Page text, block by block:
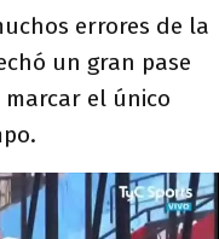
errores de la
un gran pase
marcar el único